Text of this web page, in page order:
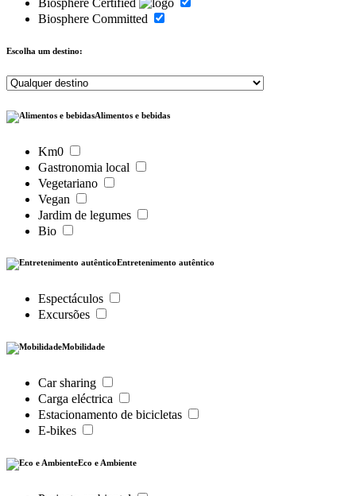
Biosphere Committed
Escolha um destino:
Alimentos e bebidas
Km0
Gastronomia local
Vegetariano
Vegan
Jardim de legumes
Bio
Entretenimento autêntico
Espectáculos
Excursões
Mobilidade
Car sharing
Carga eléctrica
Estacionamento de bicicletas
E-bikes
Eco e Ambiente